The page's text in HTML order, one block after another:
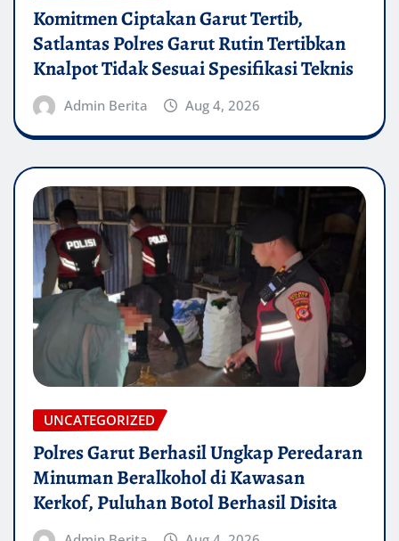
Komitmen Ciptakan Garut Tertib,
Satlantas Polres Garut Rutin Tertibkan
Knalpot Tidak Sesuai Spesifikasi Teknis
Admin Berita Aug 4, 2026
UNCATEGORIZED
Polres Garut Berhasil Ungkap Peredaran
Minuman Beralkohol di Kawasan
Kerkof, Puluhan Botol Berhasil Disita